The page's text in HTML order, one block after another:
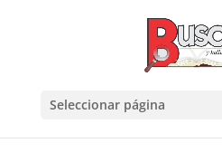
Seleccionar página